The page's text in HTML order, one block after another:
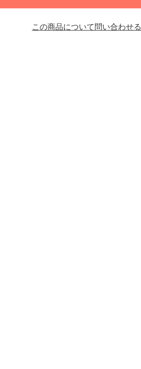
この商品について問い合わせる